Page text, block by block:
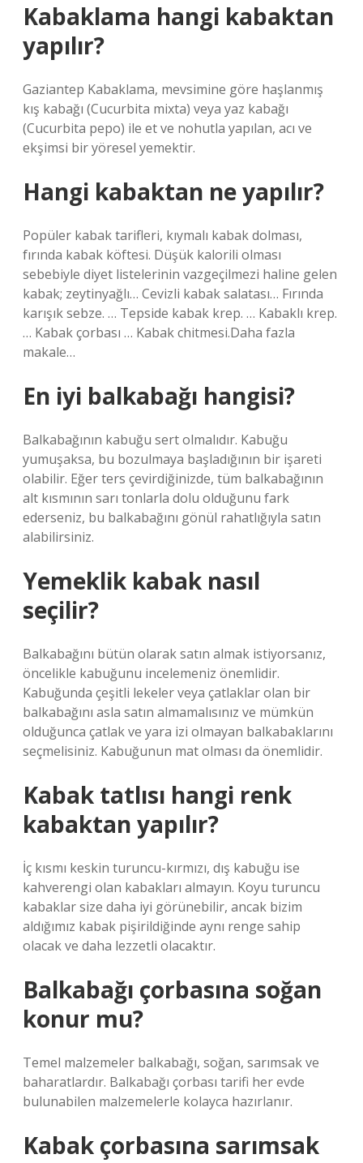
Kabaklama hangi kabaktan
yapılır?
Gaziantep Kabaklama, mevsimine göre haşlanmış
kış kabağı (Cucurbita mixta) veya yaz kabağı
(Cucurbita pepo) ile et ve nohutla yapılan, acı ve
ekşimsi bir yöresel yemektir.
Hangi kabaktan ne yapılır?
Popüler kabak tarifleri, kıymalı kabak dolması,
fırında kabak köftesi. Düşük kalorili olması
sebebiyle diyet listelerinin vazgeçilmezi haline gelen
kabak; zeytinyağlı… Cevizli kabak salatası… Fırında
karışık sebze. … Tepside kabak krep. … Kabaklı krep.
… Kabak çorbası … Kabak chitmesi.Daha fazla
makale…
En iyi balkabağı hangisi?
Balkabağının kabuğu sert olmalıdır. Kabuğu
yumuşaksa, bu bozulmaya başladığının bir işareti
olabilir. Eğer ters çevirdiğinizde, tüm balkabağının
alt kısmının sarı tonlarla dolu olduğunu fark
ederseniz, bu balkabağını gönül rahatlığıyla satın
alabilirsiniz.
Yemeklik kabak nasıl
seçilir?
Balkabağını bütün olarak satın almak istiyorsanız,
öncelikle kabuğunu incelemeniz önemlidir.
Kabuğunda çeşitli lekeler veya çatlaklar olan bir
balkabağını asla satın almamalısınız ve mümkün
olduğunca çatlak ve yara izi olmayan balkabaklarını
seçmelisiniz. Kabuğunun mat olması da önemlidir.
Kabak tatlısı hangi renk
kabaktan yapılır?
İç kısmı keskin turuncu-kırmızı, dış kabuğu ise
kahverengi olan kabakları almayın. Koyu turuncu
kabaklar size daha iyi görünebilir, ancak bizim
aldığımız kabak pişirildiğinde aynı renge sahip
olacak ve daha lezzetli olacaktır.
Balkabağı çorbasına soğan
konur mu?
Temel malzemeler balkabağı, soğan, sarımsak ve
baharatlardır. Balkabağı çorbası tarifi her evde
bulunabilen malzemelerle kolayca hazırlanır.
Kabak çorbasına sarımsak